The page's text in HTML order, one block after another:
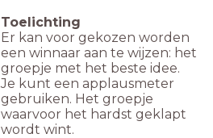
Toelichting
Er kan voor gekozen worden
een winnaar aan te wijzen: het
groepje met het beste idee.
Je kunt een applausmeter
gebruiken. Het groepje
waarvoor het hardst geklapt
wordt wint.